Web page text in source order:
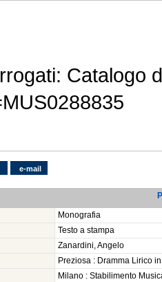
Catalogo
e-mail
Monografia
Testo a stampa
Zanardini, Angelo
Preziosa : Dramma Lirico
Milano : Stabilimento